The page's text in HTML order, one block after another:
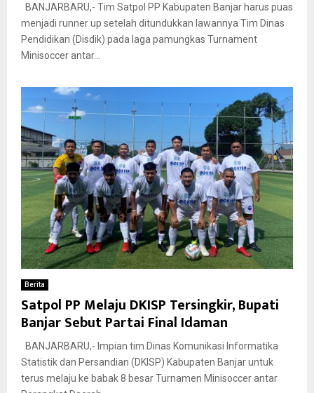
BANJARBARU,- Tim Satpol PP Kabupaten Banjar harus puas
menjadi runner up setelah ditundukkan lawannya Tim Dinas
Pendidikan (Disdik) pada laga pamungkas Turnament
Minisoccer antar...
Berita
Satpol PP Melaju DKISP Tersingkir, Bupati
Banjar Sebut Partai Final Idaman
BANJARBARU,- Impian tim Dinas Komunikasi Informatika
Statistik dan Persandian (DKISP) Kabupaten Banjar untuk
terus melaju ke babak 8 besar Turnamen Minisoccer antar